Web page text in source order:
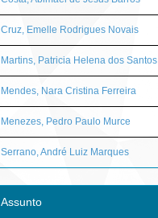
Cruz, Emelle Rodrigues Novais
Martins, Patricia Helena dos Santos
Mendes, Nara Cristina Ferreira
Menezes, Pedro Paulo Murce
Serrano, André Luiz Marques
Assunto